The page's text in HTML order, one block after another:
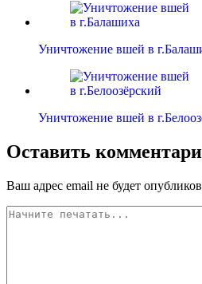
Уничтожение вшей в
Уничтожение вшей в
Оставить
Ваш адрес email не будет